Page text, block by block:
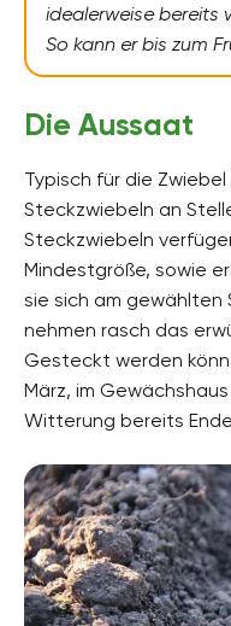
idealerweise bereits
So kann er bis zum
Die Aussaat
Typisch für die
Steckzwiebeln an
Steckzwiebeln
Mindestgröße, sowie
sie sich am
nehmen rasch das
Gesteckt werden
März, im
Witterung bereits